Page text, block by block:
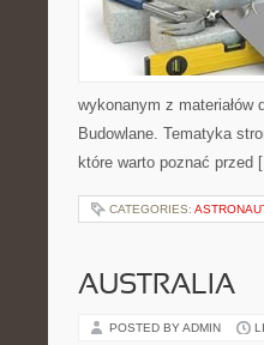
wykonanym z
Budowlane. Tematyka
które warto poznać przed
CATEGORIES:
AUSTRALIA
POSTED BY ADMIN